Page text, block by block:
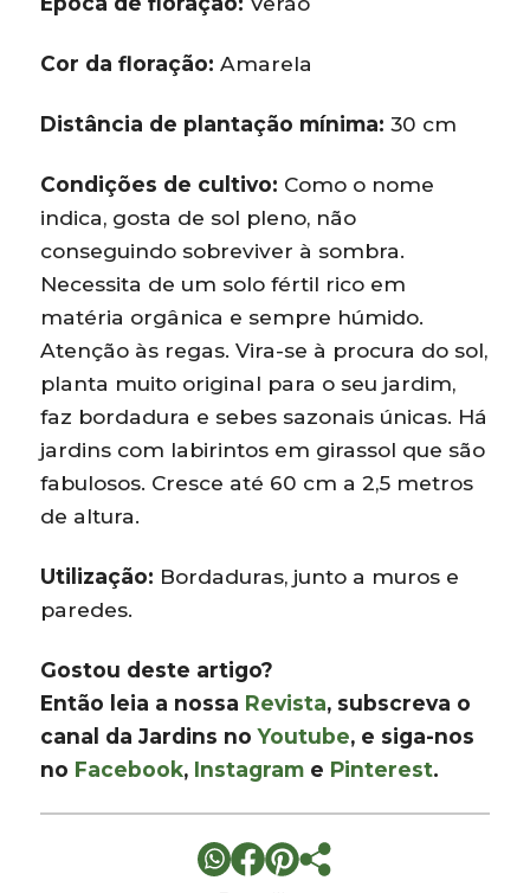
Cor da floração: Amarela
Distância de plantação mínima: 30 cm
Condições de cultivo: Como o nome
indica, gosta de sol pleno, não
conseguindo sobreviver à sombra.
Necessita de um solo fértil rico em
matéria orgânica e sempre húmido.
Atenção às regas. Vira-se à procura do sol,
planta muito original para o seu jardim,
faz bordadura e sebes sazonais únicas. Há
jardins com labirintos em girassol que são
fabulosos. Cresce até 60 cm a 2,5 metros
de altura.
Utilização: Bordaduras, junto a muros e
paredes.
Gostou deste artigo?
Então leia a nossa Revista, subscreva o
canal da Jardins noYoutube, e siga-nos
no Facebook, Instagram e Pinterest.